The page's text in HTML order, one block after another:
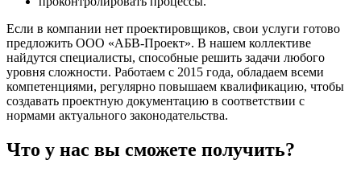
Если в компании нет проектировщиков, свои услуги готово
предложить ООО «АБВ-Проект». В нашем коллективе
найдутся специалисты, способные решить задачи любого
уровня сложности. Работаем с 2015 года, обладаем всеми
компетенциями, регулярно повышаем квалификацию, чтобы
создавать проектную документацию в соответствии с
нормами актуального законодательства.
Что у нас вы сможете получить?